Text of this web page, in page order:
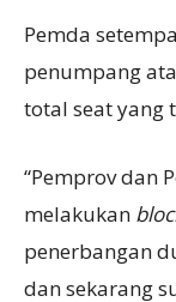
Pemda
penumpang
total seat yang
“Pemprov dan
melakukan
penerbangan
dan sekarang